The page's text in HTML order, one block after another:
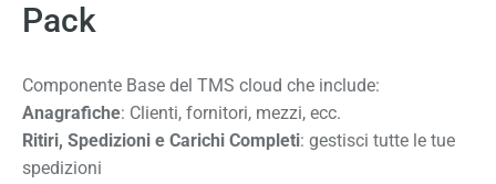
Pack
Componente Base del TMS cloud che include:
Anagrafiche: Clienti, fornitori, mezzi, ecc.
Ritiri, Spedizioni e Carichi Completi: gestisci tutte le tue
spedizioni